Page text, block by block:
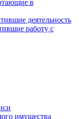
в
деятельность
работу с
имущества